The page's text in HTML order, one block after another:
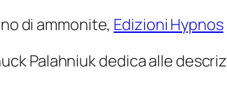
di ammonite, Edizioni Hypnos
Palahniuk dedica alle